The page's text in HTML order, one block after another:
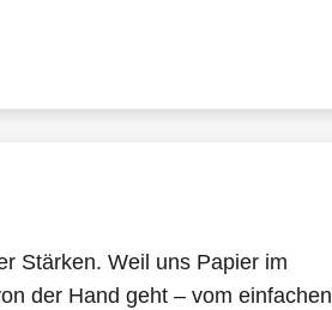
Stärken. Weil uns Papier im
der Hand geht – vom einfachen